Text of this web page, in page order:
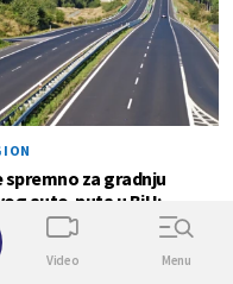
spremno za gradnju
auto-puta u BiH:
od 44 kilometra
dva važna grada
Video Menu